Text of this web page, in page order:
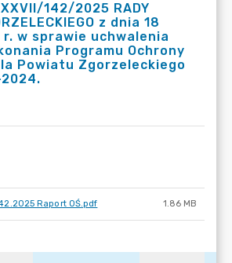
XXVII/142/2025 RADY
z dnia 18
w sprawie uchwalenia
Programu Ochrony
Powiatu Zgorzeleckiego
Raport OŚ.pdf 1.86 MB